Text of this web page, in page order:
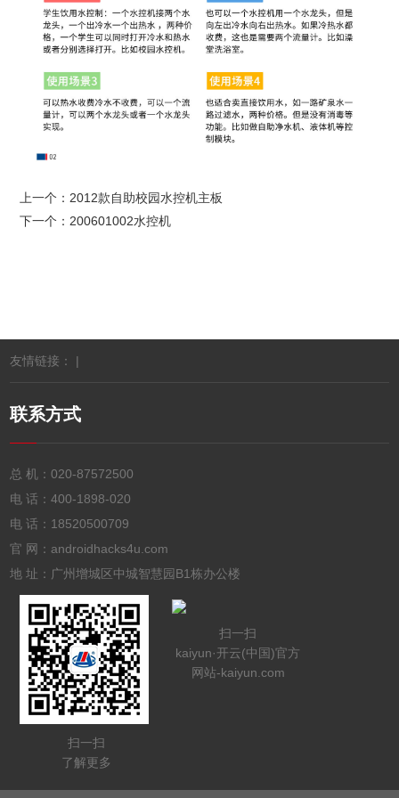
上一个： 2012款自助校园水控机主板
下一个： 200601002水控机
友情链接： |
联系方式
总 机：020-87572500
电 话：400-1898-020
电 话： 18520500709
官 网：androidhacks4u.com
地 址：广州增城区中城智慧园B1栋办公楼
扫一扫
了解更多
扫一扫
kaiyun·开云(中国)官方
网站-kaiyun.com